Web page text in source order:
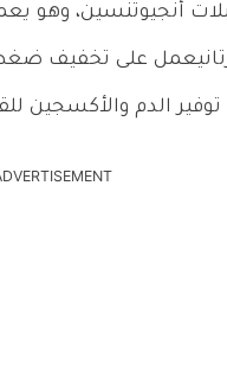
أنجيوتنسين،
على تخفيف
الدم والأكسجين